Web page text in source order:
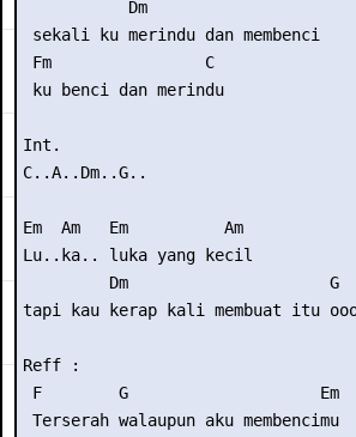
           Dm
sekali ku merindu dan membenci
Fm                C
ku benci dan merindu
Int.
C..A..Dm..G..
Em  Am   Em          Am
Lu..ka.. luka yang kecil
         Dm                     G
tapi kau kerap kali membuat itu
Reff :
F        G                    Em
Terserah walaupun aku membencimu